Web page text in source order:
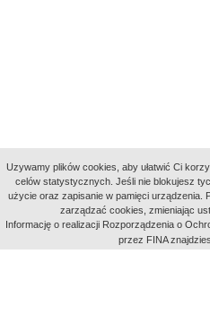
aktywności
Uzywamy plików cookies, aby ułatwić Ci
celów statystycznych. Jeśli nie blokujesz
użycie oraz zapisanie w pamięci urządzenia.
zarządzać cookies, zmieniając
Informację o realizacji Rozporządzenia o
przez FINA